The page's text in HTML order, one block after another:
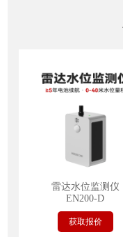
雷达水位监测仪
EN200-D
获取报价